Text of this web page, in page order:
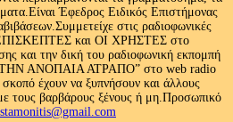
Έφεδρος Ειδικός Επιστήμονας
στις ραδιοφωνικές
και ΟΙ ΧΡΗΣΤΕΣ στο
και την δική του ραδιοφωνική εκπομπή
ΑΝΟΠΑΙΑ ΑΤΡΑΠΟ” στο web radio
έχουν να ξυπνήσουν και άλλους
τους βαρβάρους ξένους ή μη.Προσωπικό